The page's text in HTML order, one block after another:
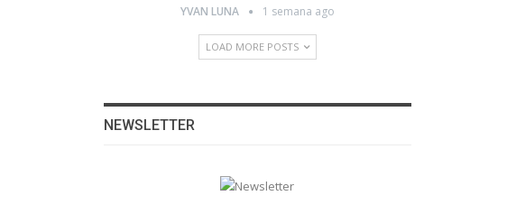
YVAN LUNA 1 semana ago
LOAD MORE POSTS
NEWSLETTER